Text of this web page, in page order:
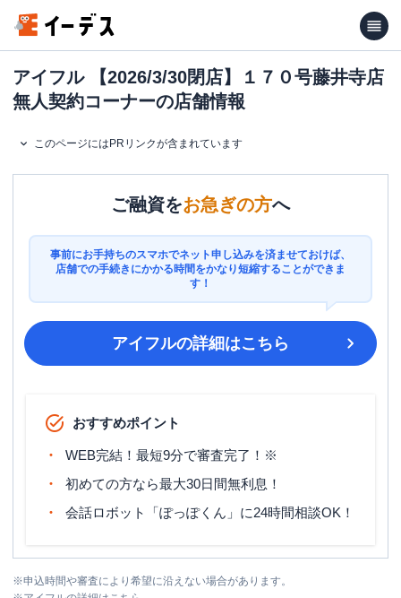
アイフル 【2026/3/30閉店】１７０号藤井寺店
無人契約コーナーの店舗情報
このページにはPRリンクが含まれています
ご融資をお急ぎの方へ
事前にお手持ちのスマホでネット申し込みを済ませておけば、
店舗での手続きにかかる時間をかなり短縮することができま
す！
アイフルの詳細はこちら
おすすめポイント
WEB完結！最短9分で審査完了！※
初めての方なら最大30日間無利息！
会話ロボット「ぽっぽくん」に24時間相談OK！
※申込時間や審査により希望に沿えない場合があります。